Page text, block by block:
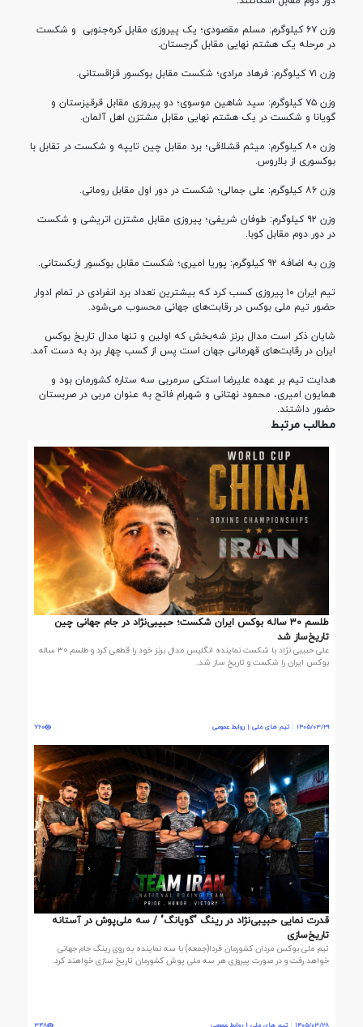
وزن ۶۷ کیلوگرم: مسلم مقصودی؛ یک پیروزی مقابل کره‌جنوبی
و شکست
در مرحله یک هشتم نهایی مقابل گرجستان.
وزن ۷۱ کیلوگرم: فرهاد مرادی؛ شکست مقابل بوکسور قزاقستانی.
وزن ۷۵ کیلوگرم: سید شاهین موسوی؛ دو پیروزی مقابل قرقیزستان و
گویانا و شکست در یک هشتم نهایی مقابل مشتزن اهل آلمان.
وزن ۸۰ کیلوگرم: میثم قشلاقی؛ برد مقابل چین تایپه و شکست در تقابل با
بوکسوری از بلاروس.
وزن ۸۶ کیلوگرم: علی جمالی؛ شکست در دور اول مقابل رومانی.
وزن ۹۲ کیلوگرم: طوفان شریفی؛ پیروزی مقابل مشتزن اتریشی و شکست
در دور دوم مقابل کوبا.
وزن به اضافه ۹۲ کیلوگرم: پوریا امیری؛ شکست مقابل بوکسور ازبکستانی.
تیم ایران ۱۰ پیروزی کسب کرد که بیشترین تعداد برد انفرادی در تمام ادوار
حضور تیم ملی بوکس در رقابت‌های جهانی محسوب می‌شود.
شایان ذکر است مدال برنز شه‌بخش که اولین و تنها مدال تاریخ بوکس
ایران در رقابت‌های قهرمانی جهان است پس از کسب چهار برد به دست آمد.
هدایت تیم بر عهده علیرضا استکی سرمربی سه ستاره کشورمان بود و
همایون امیری، محمود نهتانی و شهرام فاتح به عنوان مربی در صربستان
حضور داشتند.
مطالب مرتبط
طلسم ۳۰ ساله بوکس ایران شکست؛ حبیبی‌نژاد در جام جهانی چین
تاریخ‌ساز شد
علی حبیبی نژاد با شکست نماینده انگلیس مدال برنز خود را قطعی کرد و طلسم ۳۰ ساله
بوکس ایران را شکست و تاریخ ساز شد.
1405/03/29 تیم های ملی | روابط عمومی 760
قدرت نمایی حبیبی‌نژاد در رینگ "گویانگ" / سه ملی‌پوش در آستانه
تاریخ‌سازی
تیم ملی بوکس مردان کشورمان فردا(جمعه) با سه نماینده به روی رینگ جام جهانی
خواهد رفت و در صورت پیروزی هر سه ملی پوش کشورمان تاریخ سازی خواهند کرد.